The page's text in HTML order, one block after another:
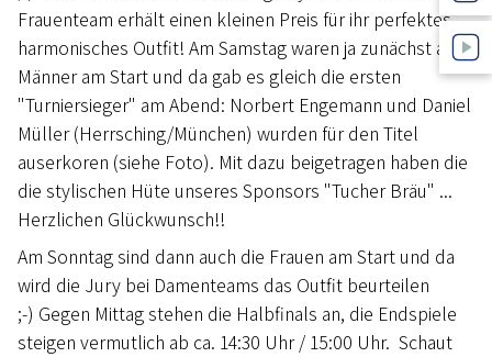
Frauenteam erhält einen kleinen Preis für ihr perfektes,
harmonisches Outfit! Am Samstag waren ja zunächst alle
Männer am Start und da gab es gleich die ersten
"Turniersieger" am Abend: Norbert Engemann und Daniel
Müller (Herrsching/München) wurden für den Titel
auserkoren (siehe Foto). Mit dazu beigetragen haben die
die stylischen Hüte unseres Sponsors "Tucher Bräu" ...
Herzlichen Glückwunsch!!
Am Sonntag sind dann auch die Frauen am Start und da
wird die Jury bei Damenteams das Outfit beurteilen
;-) Gegen Mittag stehen die Halbfinals an, die Endspiele
steigen vermutlich ab ca. 14:30 Uhr / 15:00 Uhr. Schaut